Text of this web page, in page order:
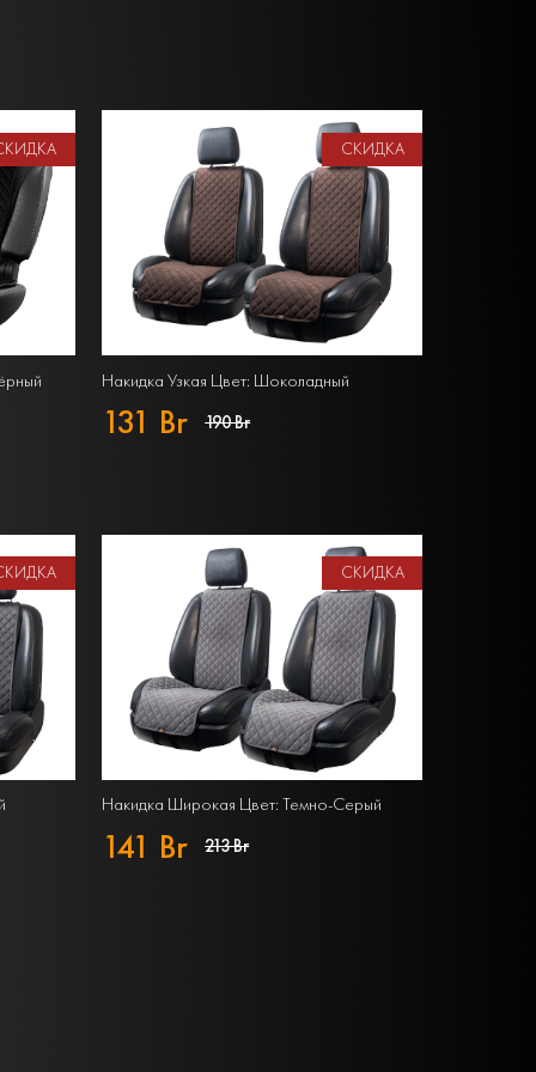
СКИДКА
Накидка Узкая Цвет: Шоколадный
131 Br 190 Br
СКИДКА
Накидка Широкая Цвет: Темно-Серый
141 Br 213 Br